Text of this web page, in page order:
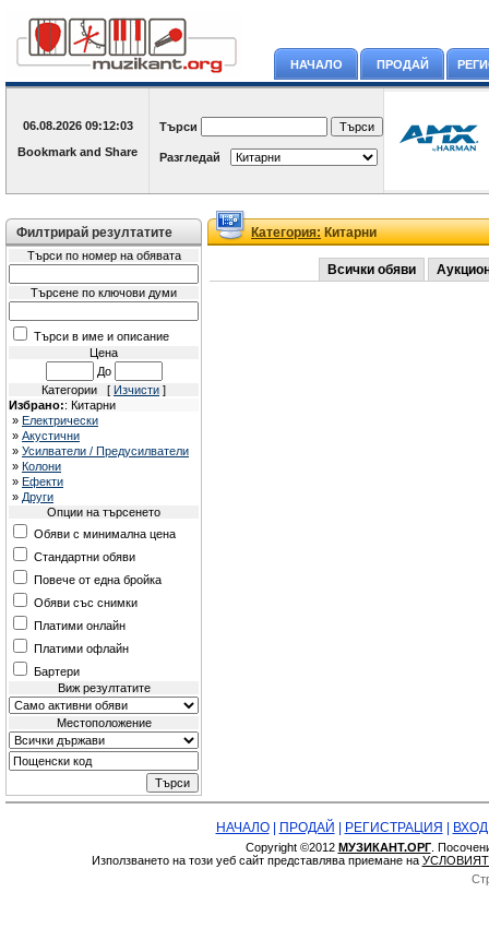
НАЧАЛО ПРОДАЙ
06.08.2026 09:12:03 Търси
Разгледай
Филтрирай резултатите
Търси по номер на обявата
Търсене по ключови думи
Търси в име и описание
Цена
До
Категории [ Изчисти ]
Избрано:: Китарни
» Електрически
» Акустични
» Усилватели / Предусилватели
» Колони
» Ефекти
» Други
Опции на търсенето
Обяви с минимална цена
Стандартни обяви
Повече от една бройка
Обяви със снимки
Платими онлайн
Платими офлайн
Бартери
Виж резултатите
Местоположение
Категория:Китарни
Всички обяви
НАЧАЛО| ПРОДАЙ РЕГИСТРАЦИЯ ВХОД
Copyright ©2012 МУЗИКАНТ.ОРГ.
Използването на този уеб сайт представлява приемане на